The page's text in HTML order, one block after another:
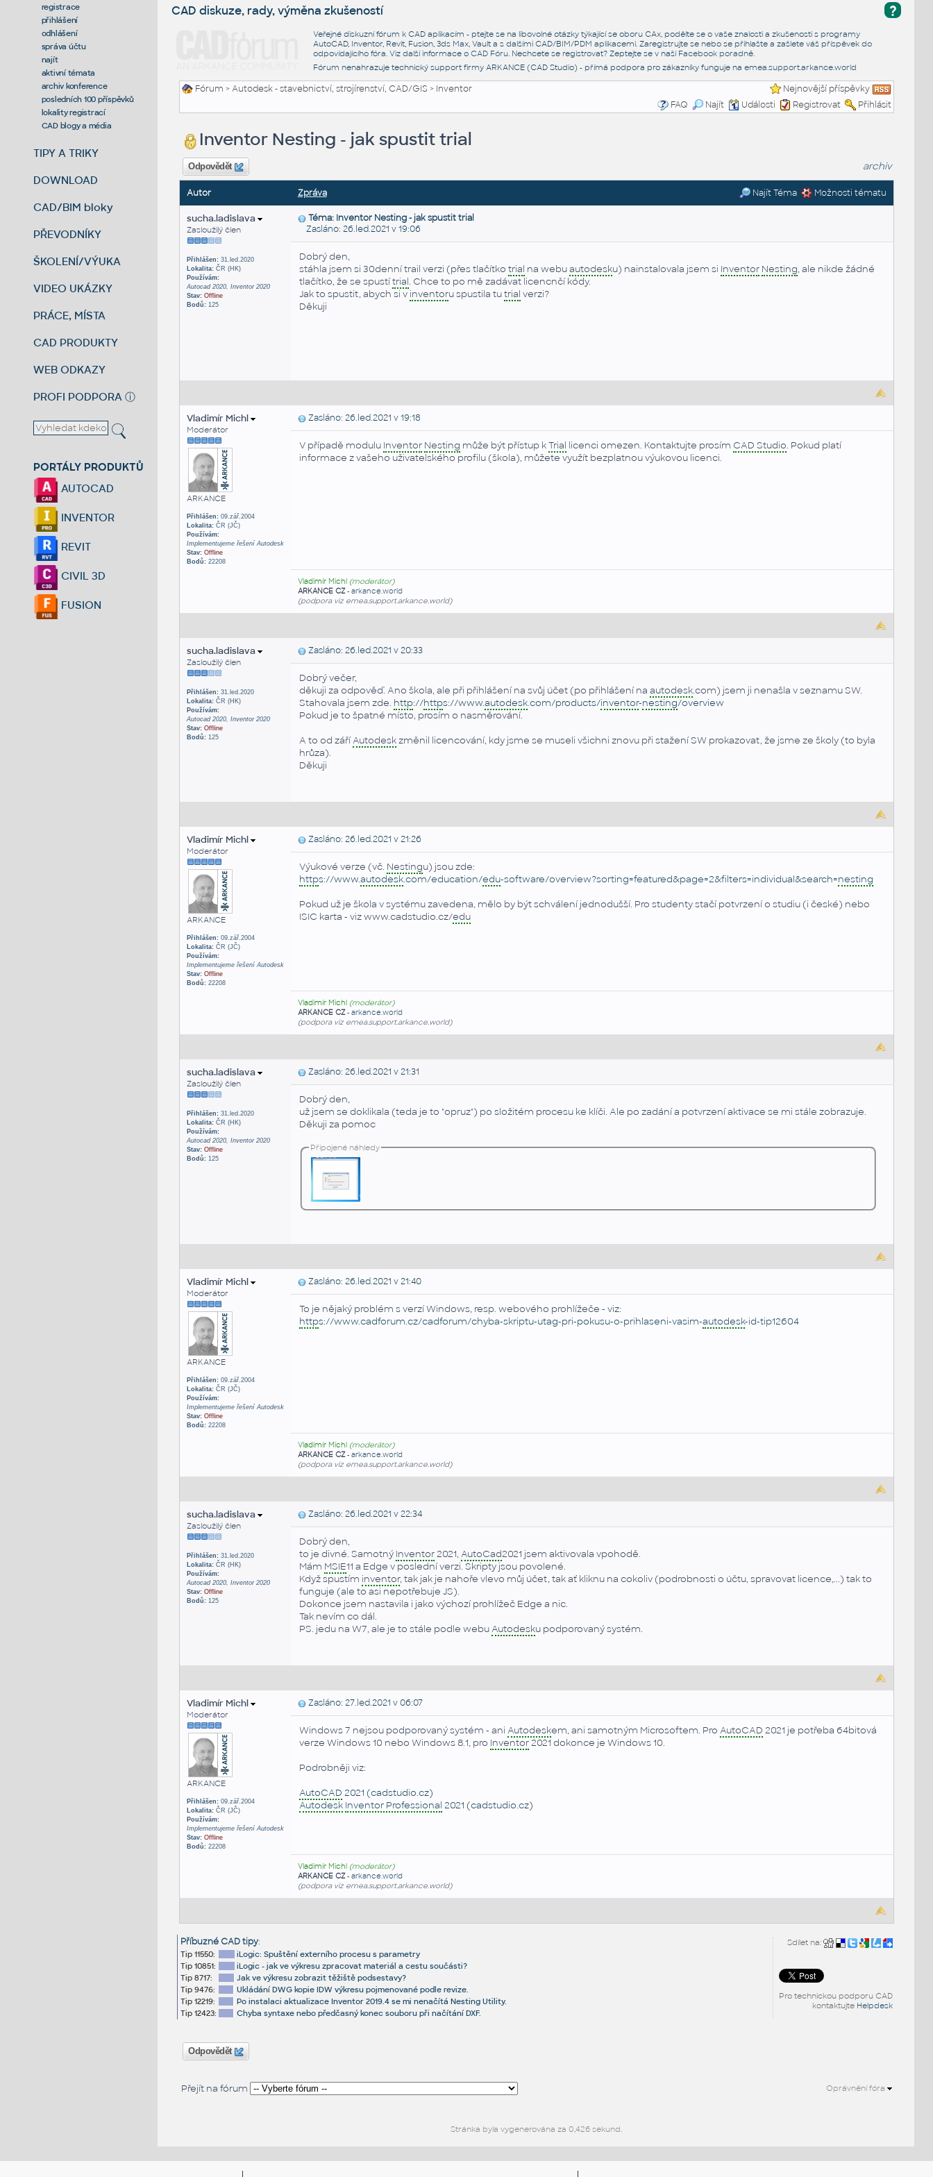
registrace
přihlášení
odhlášení
správa účtu
najít
aktivní témata
archiv konference
posledních 100 příspěvků
lokality registrací
CAD blogy a média
TIPY A TRIKY
DOWNLOAD
CAD/BIM bloky
PŘEVODNÍKY
ŠKOLENÍ/VÝUKA
VIDEO UKÁZKY
PRÁCE, MÍSTA
CAD PRODUKTY
WEB ODKAZY
PROFI PODPORA ⓘ
PORTÁLY PRODUKTŮ
AUTOCAD
INVENTOR
REVIT
CIVIL 3D
FUSION
?
CAD diskuze, rady, výměna zkušeností
Veřejné diskuzní fórum k CAD aplikacím - ptejte se na libovolné otázky týkající se oboru CAx, podělte se o vaše znalosti a zkušenosti s programy
AutoCAD, Inventor, Revit, Fusion, 3ds Max, Vault a s dalšími CAD/BIM/PDM aplikacemi. Zaregistrujte se nebo se přihlašte a zašlete váš příspěvek do
odpovídajícího fóra. Viz další informace o CAD Fóru. Nechcete se registrovat? Zeptejte se v naší Facebook poradně.
Fórum nenahrazuje technický support firmy ARKANCE (CAD Studio) - přímá podpora pro zákazníky funguje na emea.support.arkance.world
Fórum >Autodesk - stavebnictví, strojírenství, CAD/GIS> Inventor
Nejnovější příspěvky
FAQ
Najít Události Registrovat Přihlásit
Inventor Nesting - jak spustit trial
Odpovědět archiv
Autor Zpráva Najít Téma Možnosti tématu
sucha.ladislava
Zasloužilý člen
Přihlášen:31.led.2020
Lokalita:ČR (HK)
Používám:
Autocad 2020, Inventor 2020
Stav: Offline
Bodů:125
Téma: Inventor Nesting - jak spustit trial
Zasláno: 26.led.2021 v 19:06
Dobrý den,
stáhla jsem si 30denní trail verzi (přes tlačítko trial na webuautodesku) nainstalovala jsem si Inventor Nesting, ale nikde žádné
tlačítko, že se spustítrial. Chce to po mě zadávat licencnčí kódy.
Jak to spustit, abych si v inventoru spustila tutrial verzi?
Děkuji
Vladimír Michl
Moderátor
ARKANCE
Přihlášen:09.zář.2004
Lokalita:ČR (JČ)
Používám:
Implementujeme řešení Autodesk
Stav: Offline
Bodů:22208
Zasláno: 26.led.2021 v 19:18
V případě modulu Inventor Nesting může být přístup kTrial licenci omezen. Kontaktujte prosím CAD Studio. Pokud platí
informace z vašeho uživatelského profilu (škola), můžete využít bezplatnou výukovou licenci.
Vladimír Michl (moderátor)
ARKANCE CZ- arkance.world
(podpora viz emea.support.arkance.world)
sucha.ladislava
Zasloužilý člen
Přihlášen:31.led.2020
Lokalita:ČR (HK)
Používám:
Autocad 2020, Inventor 2020
Stav: Offline
Bodů:125
Zasláno: 26.led.2021 v 20:33
Dobrý večer,
děkuji za odpověď. Ano škola, ale při přihlášení na svůj účet (po přihlášení na autodesk.com) jsem ji nenašla v seznamu SW.
Stahovala jsem zde. http://https://www.autodesk.com/products/inventor-nesting/overview
Pokud je to špatné místo, prosím o nasměrování.
A to od záříAutodeskzměnil licencování, kdy jsme se museli všichni znovu při stažení SW prokazovat, že jsme ze školy (to byla
hrůza).
Děkuji
Vladimír Michl
Moderátor
ARKANCE
Přihlášen:09.zář.2004
Lokalita:ČR (JČ)
Používám:
Implementujeme řešení Autodesk
Stav: Offline
Bodů:22208
Zasláno: 26.led.2021 v 21:26
Výukové verze (vč. Nestingu) jsou zde:
https://www.autodesk.com/education/edu-software/overview?sorting=featured&page=2&filters=individual&search=nesting
Pokud už je škola v systému zavedena, mělo by být schválení jednodušší. Pro studenty stačí potvrzení o studiu (i české) nebo
ISIC karta - viz www.cadstudio.cz/edu
Vladimír Michl (moderátor)
ARKANCE CZ- arkance.world
(podpora viz emea.support.arkance.world)
sucha.ladislava
Zasloužilý člen
Přihlášen:31.led.2020
Lokalita:ČR (HK)
Používám:
Autocad 2020, Inventor 2020
Stav: Offline
Bodů:125
Zasláno: 26.led.2021 v 21:31
Dobrý den,
už jsem se doklikala (teda je to "opruz") po složitém procesu ke klíči. Ale po zadání a potvrzení aktivace se mi stále zobrazuje.
Děkuji za pomoc
Připojené náhledy
Vladimír Michl
Moderátor
ARKANCE
Přihlášen:09.zář.2004
Lokalita:ČR (JČ)
Používám:
Implementujeme řešení Autodesk
Stav: Offline
Bodů:22208
Zasláno: 26.led.2021 v 21:40
To je nějaký problém s verzí Windows, resp. webového prohlížeče - viz:
https://www.cadforum.cz/cadforum/chyba-skriptu-utag-pri-pokusu-o-prihlaseni-vasim-autodesk-id-tip12604
Vladimír Michl (moderátor)
ARKANCE CZ- arkance.world
(podpora viz emea.support.arkance.world)
sucha.ladislava
Zasloužilý člen
Přihlášen:31.led.2020
Lokalita:ČR (HK)
Používám:
Autocad 2020, Inventor 2020
Stav: Offline
Bodů:125
Zasláno: 26.led.2021 v 22:34
Dobrý den,
to je divné. Samotný Inventor2021,AutoCad2021 jsem aktivovala vpohodě.
Mám MSIE11 a Edge v poslední verzi. Skripty jsou povolené.
Když spustím inventor, tak jak je nahoře vlevo můj účet, tak ať kliknu na cokoliv (podrobnosti o účtu, spravovat licence,...) tak to
funguje (ale to asi nepotřebuje JS).
Dokonce jsem nastavila i jako výchozí prohlížeč Edge a nic.
Tak nevím co dál.
PS. jedu na W7, ale je to stále podle webuAutodesku podporovaný systém.
Vladimír Michl
Moderátor
ARKANCE
Přihlášen:09.zář.2004
Lokalita:ČR (JČ)
Používám:
Implementujeme řešení Autodesk
Stav: Offline
Bodů:22208
Zasláno: 27.led.2021 v 06:07
Windows 7 nejsou podporovaný systém - ani Autodeskem, ani samotným Microsoftem. Pro AutoCAD 2021 je potřeba 64bitová
verze Windows 10 nebo Windows 8.1, pro Inventor2021 dokonce je Windows 10.
Podrobněji viz:
AutoCAD 2021 (cadstudio.cz)
Autodesk Inventor Professional 2021 (cadstudio.cz)
Vladimír Michl (moderátor)
ARKANCE CZ- arkance.world
(podpora viz emea.support.arkance.world)
Sdílet na:
Pro technickou podporu CAD
kontaktujte Helpdesk
Příbuzné CAD tipy:
Tip 11550:
iLogic: Spuštění externího procesu s parametry
Tip 10851:
iLogic - jak ve výkresu zpracovat materiál a cestu součásti?
Tip 8717:
Jak ve výkresu zobrazit těžiště podsestavy?
Tip 9476:
Ukládání DWG kopie IDW výkresu pojmenované podle revize.
Tip 12219:
Po instalaci aktualizace Inventor 2019.4 se mi nenačítá Nesting Utility.
Tip 12423:
Chyba syntaxe nebo předčasný konec souboru při načítání DXF.
Odpovědět
Přejít na fórum Oprávnění fóra
Stránka byla vygenerována za 0,426 sekund.